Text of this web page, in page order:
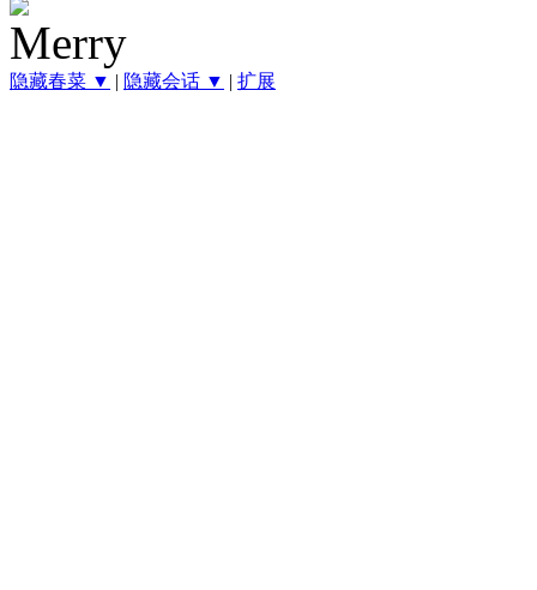
隐藏春菜 ▼ | 隐藏会话 ▼ | 扩展